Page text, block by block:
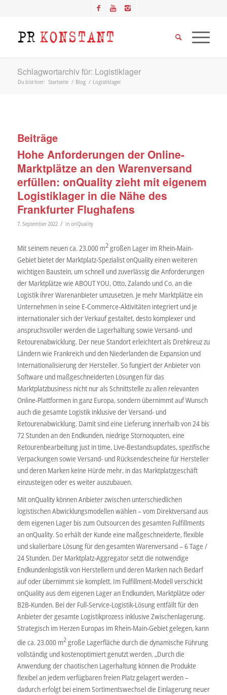
Schlagwortarchiv für: Logistiklager
Du bist hier: Startseite / Blog / Logistiklager
Beiträge
Hohe Anforderungen der Online-
Marktplätze an den Warenversand
erfüllen: onQuality zieht mit eigenem
Logistiklager in die Nähe des
Frankfurter Flughafens
7. September 2022 / in onQuality
Mit seinem neuen ca. 23.000 m2großen Lager im Rhein-Main-
Gebiet bietet der Marktplatz-Spezialist onQuality einen weiteren
wichtigen Baustein, um schnell und zuverlässig die Anforderungen
der Marktplätze wie ABOUT YOU, Otto, Zalando und Co. an die
Logistik ihrer Warenanbieter umzusetzen. Je mehr Marktplätze ein
Unternehmen in seine E-Commerce-Aktivitäten integriert und je
internationaler sich der Verkauf gestaltet, desto komplexer und
anspruchsvoller werden die Lagerhaltung sowie Versand- und
Retourenabwicklung. Der neue Standort erleichtert als Drehkreuz zu
Ländern wie Frankreich und den Niederlanden die Expansion und
Internationalisierung der Hersteller. So fungiert der Anbieter von
Software und maßgeschneiderten Lösungen für das
Marktplatzbusiness nicht nur als Schnittstelle zu allen relevanten
Online-Plattformen in ganz Europa, sondern übernimmt auf Wunsch
auch die gesamte Logistik inklusive der Versand- und
Retourenabwicklung. Damit sind eine Lieferung innerhalb von 24 bis
72 Stunden an den Endkunden, niedrige Stornoquoten, eine
Retourenbearbeitung just in time, Live-Bestandsupdates, spezifische
Verpackungen sowie Versand- und Rücksendescheine für Hersteller
und deren Marken keine Hürde mehr, in das Marktplatzgeschäft
einzusteigen oder es weiter auszubauen.
Mit onQuality können Anbieter zwischen unterschiedlichen
logistischen Abwicklungsmodellen wählen – vom Direktversand aus
dem eigenen Lager bis zum Outsourcen des gesamten Fulfillments
an onQuality. So erhält der Kunde eine maßgeschneiderte, flexible
und skalierbare Lösung für den gesamten Warenversand – 6 Tage /
24 Stunden. Der Marktplatz-Aggregator setzt die notwendige
Endkundenlogistik von Herstellern und deren Marken nach Bedarf
auf oder übernimmt sie komplett. Im Fulfillment-Modell verschickt
onQuality aus dem eigenen Lager an Endkunden, Marktplätze oder
B2B-Kunden. Bei der Full-Service-Logistik-Lösung entfällt für den
Anbieter der gesamte Logistikprozess inklusive Zwischenlagerung.
Strategisch im Herzen Europas im Rhein-Main-Gebiet gelegen, kann
die ca. 23.000 m2große Lagerfläche durch die dynamische Führung
vollständig und kostenoptimiert genutzt werden. „Durch die
Anwendung der chaotischen Lagerhaltung können die Produkte
flexibel an jedem verfügbaren freien Platz gelagert werden –
dadurch erfolgt bei einem Sortimentswechsel die Einlagerung neuer